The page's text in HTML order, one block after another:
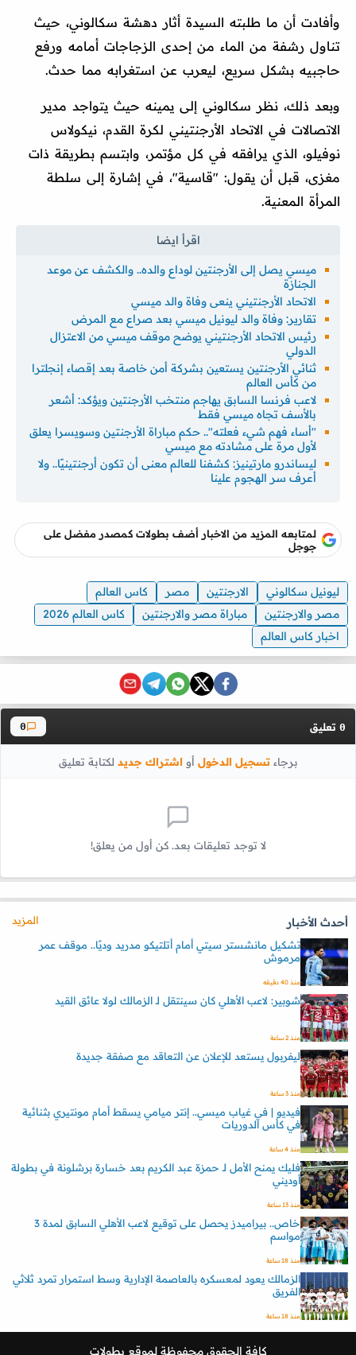
وأفادت أن ما طلبته السيدة أثار دهشة سكالوني، حيث
تناول رشفة من الماء من إحدى الزجاجات أمامه ورفع
حاجبيه بشكل سريع، ليعرب عن استغرابه مما حدث.
وبعد ذلك، نظر سكالوني إلى يمينه حيث يتواجد مدير
الاتصالات في الاتحاد الأرجنتيني لكرة القدم، نيكولاس
نوفيلو، الذي يرافقه في كل مؤتمر، وابتسم بطريقة ذات
مغزى، قبل أن يقول: "قاسية"، في إشارة إلى سلطة
المرأة المعنية.
ميسي يصل إلى الأرجنتين لوداع والده.. والكشف عن موعد
الجنازة
الاتحاد الأرجنتيني ينعى وفاة والد ميسي
تقارير: وفاة والد ليونيل ميسي بعد صراع مع المرض
رئيس الاتحاد الأرجنتيني يوضح موقف ميسي من الاعتزال
الدولي
ثنائي الأرجنتين يستعين بشركة أمن خاصة بعد إقصاء إنجلترا
من كأس العالم
لاعب فرنسا السابق يهاجم منتخب الأرجنتين ويؤكد: أشعر
بالأسف تجاه ميسي فقط
"أساء فهم شيء فعلته".. حكم مباراة الأرجنتين وسويسرا يعلق
لأول مرة على مشادته مع ميسي
ليساندرو مارتينيز: كشفنا للعالم معنى أن تكون أرجنتينيًا.. ولا
أعرف سر الهجوم علينا
لمتابعه المزيد من الاخبار أضف بطولات كمصدر مفضل على
جوجل
ليونيل سكالوني الارجنتين مصر
كاس العالم
مصر والارجنتين
مباراة مصر والارجنتين
كاس العالم 2026
اخبار كاس العالم
0 تعليق 0
برجاءتسجيل الدخول أواشتراك جديد لكتابة تعليق
لا توجد تعليقات بعد. كن أول من يعلق!
أحدث الأخبار
المزيد
تشكيل مانشستر سيتي أمام أتلتيكو مدريد وديًا.. موقف عمر
مرموش
منذ 40 دقيقه
شوبير: لاعب الأهلي كان سينتقل لـ الزمالك لولا عائق القيد
منذ 2 ساعة
ليفربول يستعد للإعلان عن التعاقد مع صفقة جديدة
منذ 3 ساعة
فيديو | في غياب ميسي.. إنتر ميامي يسقط أمام مونتيري بثنائية
في كأس الدوريات
منذ 4 ساعة
فليك يمنح الأمل لـ حمزة عبد الكريم بعد خسارة برشلونة في بطولة
أوديني
منذ 13 ساعة
خاص.. بيراميدز يحصل على توقيع لاعب الأهلي السابق لمدة 3
مواسم
منذ 18 ساعة
الزمالك يعود لمعسكره بالعاصمة الإدارية وسط استمرار تمرد ثلاثي
الفريق
منذ 18 ساعة
كافة الحقوق محفوظة لموقع بطولات